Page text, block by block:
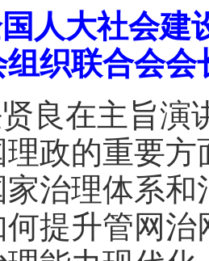
人大社会建
组织联合会
良在主旨演
理政的重要
家治理体系
何提升管网